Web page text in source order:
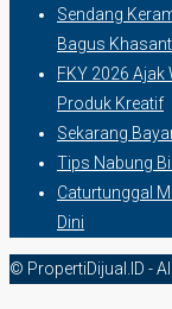
Sendang
Bagus
FKY 2026 Ajak
Produk Kreatif
Sekarang
Tips Nabung
Caturtunggal
Dini
© PropertiDijual.ID -